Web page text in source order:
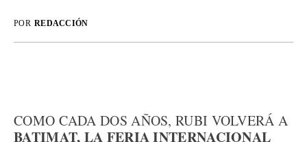
POR REDACCIÓN
COMO CADA DOS AÑOS, RUBI VOLVERÁ A
BATIMAT, LA FERIA INTERNACIONAL